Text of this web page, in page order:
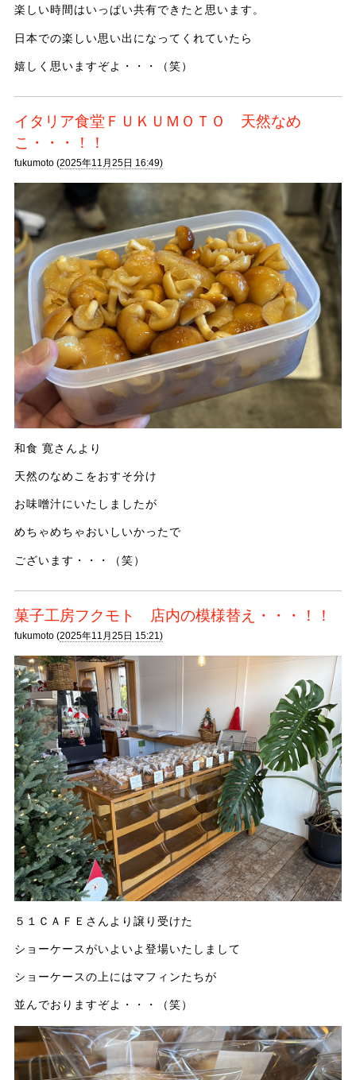
楽しい時間はいっぱい共有できたと思います。
日本での楽しい思い出になってくれていたら
嬉しく思いますぞよ・・・（笑）
イタリア食堂ＦＵＫＵＭＯＴＯ 天然なめ
こ・・・！！
fukumoto (2025年11月25日 16:49)
和食 寛さんより
天然のなめこをおすそ分け
お味噌汁にいたしましたが
めちゃめちゃおいしいかったで
ございます・・・（笑）
菓子工房フクモト 店内の模様替え・・・！！
fukumoto (2025年11月25日 15:21)
５１ＣＡＦＥさんより譲り受けた
ショーケースがいよいよ登場いたしまして
ショーケースの上にはマフィンたちが
並んでおりますぞよ・・・（笑）